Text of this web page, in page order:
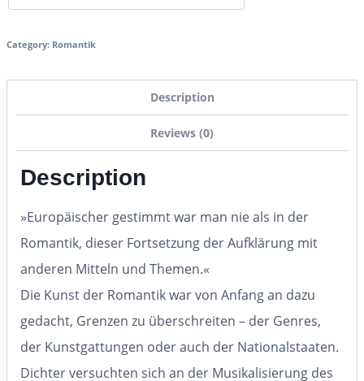
Category: Romantik
Description
Reviews (0)
Description
»Europäischer gestimmt war man nie als in der
Romantik, dieser Fortsetzung der Aufklärung mit
anderen Mitteln und Themen.«
Die Kunst der Romantik war von Anfang an dazu
gedacht, Grenzen zu überschreiten – der Genres,
der Kunstgattungen oder auch der Nationalstaaten.
Dichter versuchten sich an der Musikalisierung des